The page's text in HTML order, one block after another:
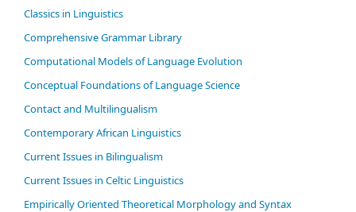
Classics in Linguistics
Comprehensive Grammar Library
Computational Models of Language Evolution
Conceptual Foundations of Language Science
Contact and Multilingualism
Contemporary African Linguistics
Current Issues in Bilingualism
Current Issues in Celtic Linguistics
Empirically Oriented Theoretical Morphology and Syntax